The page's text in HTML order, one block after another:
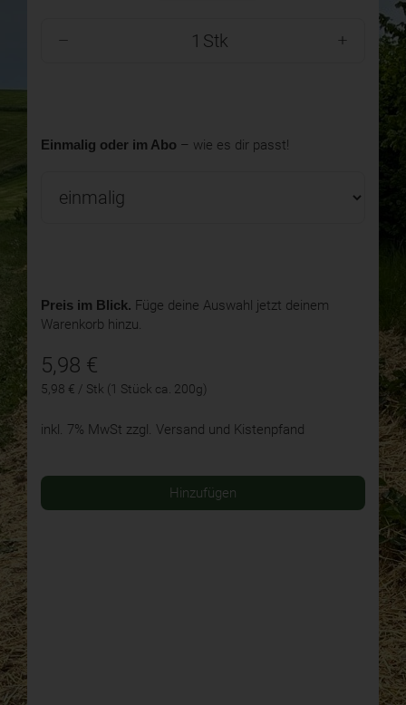
Stk
Einmalig oder im Abo – wie es dir passt!
Preis im Blick. Füge deine Auswahl jetzt deinem
Warenkorb hinzu.
5,98 €
5,98 € / Stk (1 Stück ca. 200g)
inkl. 7% MwSt zzgl. Versand und Kistenpfand
Hinzufügen